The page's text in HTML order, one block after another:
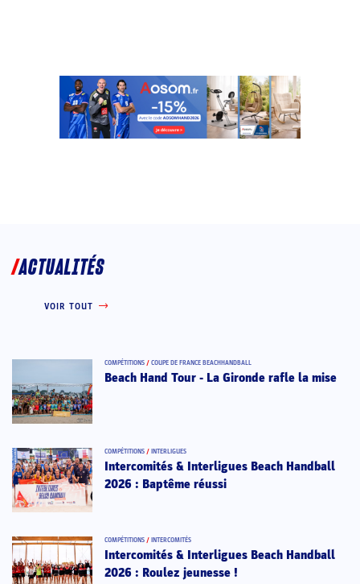
ACTUALITÉS
VOIR TOUT
COMPÉTITIONS / COUPE DE FRANCE BEACHHANDBALL
Beach Hand Tour - La Gironde rafle la mise
COMPÉTITIONS / INTERLIGUES
Intercomités & Interligues Beach Handball
2026 : Baptême réussi
COMPÉTITIONS / INTERCOMITÉS
Intercomités & Interligues Beach Handball
2026 : Roulez jeunesse !